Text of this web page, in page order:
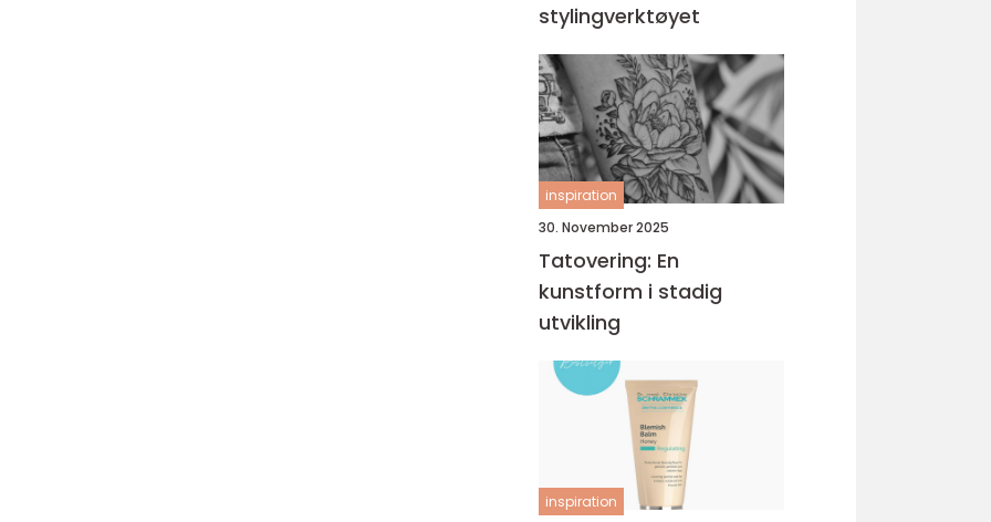
stylingverktøyet
inspiration
30. November 2025
Tatovering: En
kunstform i stadig
utvikling
inspiration